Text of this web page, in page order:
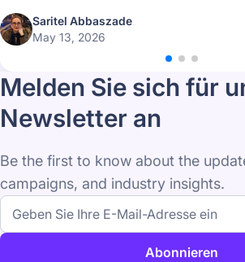
Saritel Abbaszade
May 13, 2026
Melden Sie sich für
Newsletter an
Be the first to know about the
campaigns, and industry insights.
E-
Mail-
Adresse
Abonnieren